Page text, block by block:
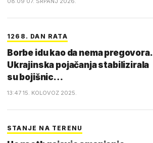
1268. DAN RATA
Borbe idu kao da nema pregovora.
Ukrajinska pojačanja stabilizirala
su bojišnic…
13:47 15. KOLOVOZ 2025.
STANJE NA TERENU